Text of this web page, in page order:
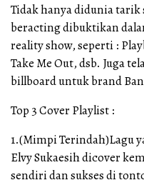
Tidak hanya didunia
beracting dibuktikan
reality show, seperti :
Take Me Out, dsb. Juga
billboard untuk brand
Top 3 Cover Playlist :
1.(Mimpi Terindah)Lagu
Elvy Sukaesih dicover
sendiri dan sukses di